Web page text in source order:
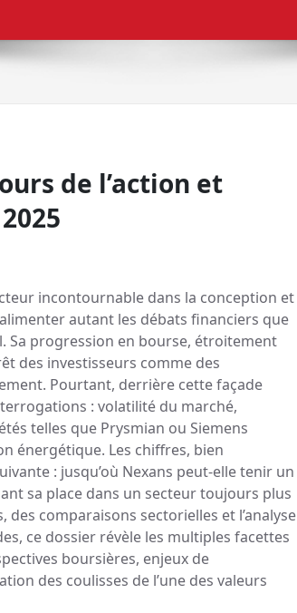
de l’action et
incontournable dans la conception et
autant les débats financiers que
Sa progression en bourse, étroitement
des investisseurs comme des
Pourtant, derrière cette façade
: volatilité du marché,
telles que Prysmian ou Siemens
énergétique. Les chiffres, bien
: jusqu’où Nexans peut-elle tenir un
sa place dans un secteur toujours plus
des comparaisons sectorielles et l’analyse
ce dossier révèle les multiples facettes
boursières, enjeux de
des coulisses de l’une des valeurs